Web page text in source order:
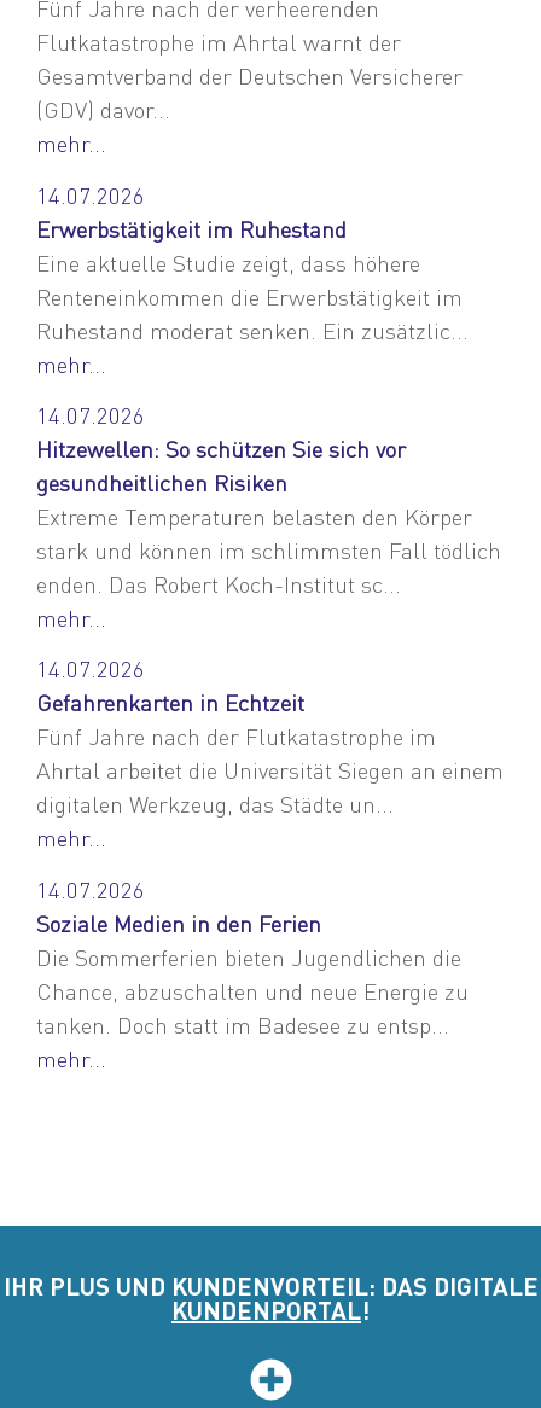
Fünf Jahre nach der verheerenden
Flutkatastrophe im Ahrtal warnt der
Gesamtverband der Deutschen Versicherer
(GDV) davor...
mehr...
14.07.2026
Erwerbstätigkeit im Ruhestand
Eine aktuelle Studie zeigt, dass höhere
Renteneinkommen die Erwerbstätigkeit im
Ruhestand moderat senken. Ein zusätzlic...
mehr...
14.07.2026
Hitzewellen: So schützen Sie sich vor
gesundheitlichen Risiken
Extreme Temperaturen belasten den Körper
stark und können im schlimmsten Fall tödlich
enden. Das Robert Koch-Institut sc...
mehr...
14.07.2026
Gefahrenkarten in Echtzeit
Fünf Jahre nach der Flutkatastrophe im
Ahrtal arbeitet die Universität Siegen an einem
digitalen Werkzeug, das Städte un...
mehr...
14.07.2026
Soziale Medien in den Ferien
Die Sommerferien bieten Jugendlichen die
Chance, abzuschalten und neue Energie zu
tanken. Doch statt im Badesee zu entsp...
mehr...
IHR PLUS UND KUNDENVORTEIL: DAS DIGITALE
KUNDENPORTAL!